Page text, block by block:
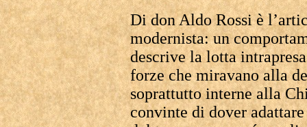
Di don Aldo Rossi è
modernista: un
descrive la lotta
forze che miravano alla
soprattutto interne alla
convinte di dover